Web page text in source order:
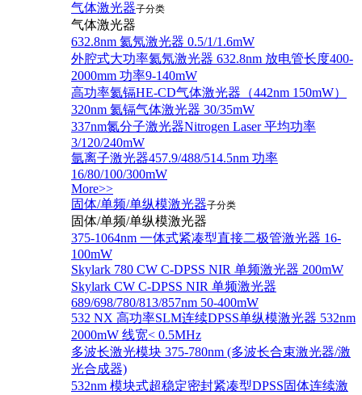
气体激光器子分类
气体激光器
632.8nm 氦氖激光器 0.5/1/1.6mW
外腔式大功率氦氖激光器 632.8nm 放电管长度400-
2000mm 功率9-140mW
高功率氦镉HE-CD气体激光器（442nm 150mW）
320nm 氦镉气体激光器 30/35mW
337nm氮分子激光器Nitrogen Laser 平均功率
3/120/240mW
氩离子激光器457.9/488/514.5nm 功率
16/80/100/300mW
More>>
固体/单频/单纵模激光器子分类
固体/单频/单纵模激光器
375-1064nm 一体式紧凑型直接二极管激光器 16-
100mW
Skylark 780 CW C-DPSS NIR 单频激光器 200mW
Skylark CW C-DPSS NIR 单频激光器
689/698/780/813/857nm 50-400mW
532 NX 高功率SLM连续DPSS单纵模激光器 532nm
2000mW 线宽< 0.5MHz
多波长激光模块 375-780nm (多波长合束激光器/激
光合成器)
532nm 模块式超稳定密封紧凑型DPSS固体连续激